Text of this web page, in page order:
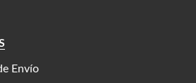
Envío